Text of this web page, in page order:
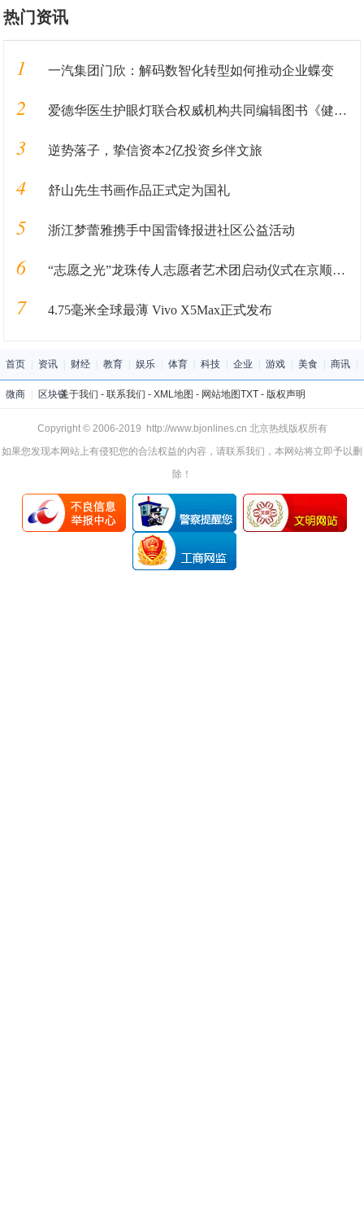
热门资讯
1 一汽集团门欣：解码数智化转型如何推动企业蝶变
2 爱德华医生护眼灯联合权威机构共同编辑图书《健康用光100问》即将发售
3 逆势落子，挚信资本2亿投资乡伴文旅
4 舒山先生书画作品正式定为国礼
5 浙江梦蕾雅携手中国雷锋报进社区公益活动
6 “志愿之光”龙珠传人志愿者艺术团启动仪式在京顺利启动
7 4.75毫米全球最薄 Vivo X5Max正式发布
首页 资讯 财经 教育 娱乐 体育 科技 企业 游戏 美食 商讯
微商 区块链关于我们 - 联系我们 - XML地图 - 网站地图TXT- 版权声明
Copyright © 2006-2019 http://www.bjonlines.cn 北京热线版权所有
如果您发现本网站上有侵犯您的合法权益的内容，请联系我们，本网站将立即予以删
除！